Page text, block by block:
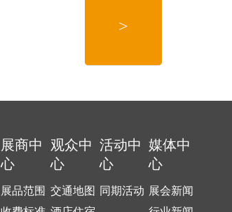
>
展商中
心
展品范围
观众中
心
交通地图
活动中
心
同期活动
媒体中
心
展会新闻